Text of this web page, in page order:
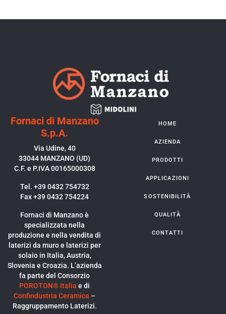
Fornaci di Manzano
S.p.A.
Via Udine, 40
33044 MANZANO (UD)
C.F. e P.IVA 00165000308
Tel. +39 0432 754732
Fax +39 0432 754224
Fornaci di Manzano è
specializzata nella
produzione e nella vendita di
laterizi da muro e laterizi per
solaio in Italia, Austria,
Slovenia e Croazia. L’azienda
fa parte del Consorzio
POROTON® Italia e di
Confindustria Ceramica –
Raggruppamento Laterizi.
HOME
AZIENDA
PRODOTTI
APPLICAZIONI
SOSTENIBILITÀ
QUALITÀ
CONTATTI